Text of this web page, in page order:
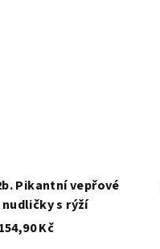
Pikantní vepřové
nudličky s rýží
154,90 Kč